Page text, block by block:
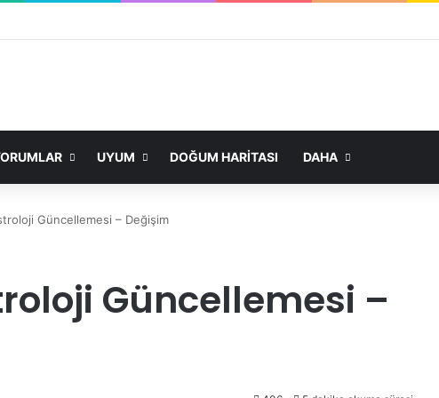
UYUM DOĞUM HARITASI DAHA
Güncellemesi – Değişim
Güncellemesi –